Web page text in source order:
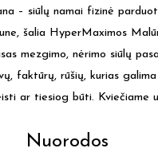
may
be
chosen
on
the
page
– siūlų namai fizinė
šalia HyperMaximos
mezgimo, nėrimo siūlų
faktūrų, rūšių, kurias
ar tiesiog būti. Kviečiame
Nuorodos